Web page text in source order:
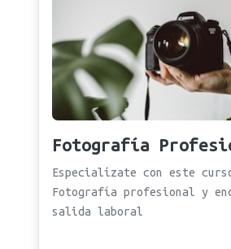
Fotografía
Especialízate con este
Fotografía profesional y
salida laboral